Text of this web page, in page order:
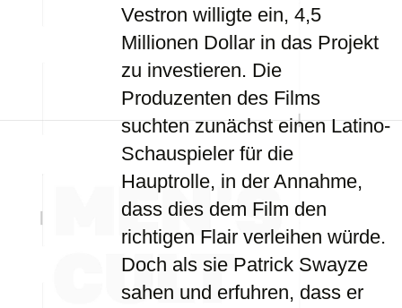
Vestron willigte ein, 4,5
Millionen Dollar in das Projekt
zu investieren. Die
Produzenten des Films
suchten zunächst einen Latino-
Schauspieler für die
Hauptrolle, in der Annahme,
dass dies dem Film den
richtigen Flair verleihen würde.
Doch als sie Patrick Swayze
sahen und erfuhren, dass er